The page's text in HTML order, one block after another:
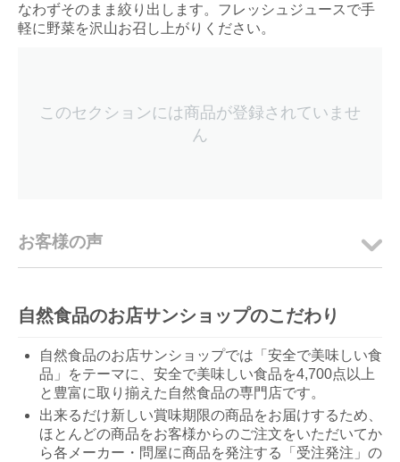
なわずそのまま絞り出します。フレッシュジュースで手
軽に野菜を沢山お召し上がりください。
このセクションには商品が登録されていませ
ん
お客様の声
自然食品のお店サンショップのこだわり
自然食品のお店サンショップでは「安全で美味しい食
品」をテーマに、安全で美味しい食品を4,700点以上
と豊富に取り揃えた自然食品の専門店です。
出来るだけ新しい賞味期限の商品をお届けするため、
ほとんどの商品をお客様からのご注文をいただいてか
ら各メーカー・問屋に商品を発注する「受注発注」の